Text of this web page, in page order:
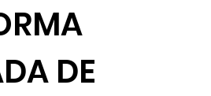
DE